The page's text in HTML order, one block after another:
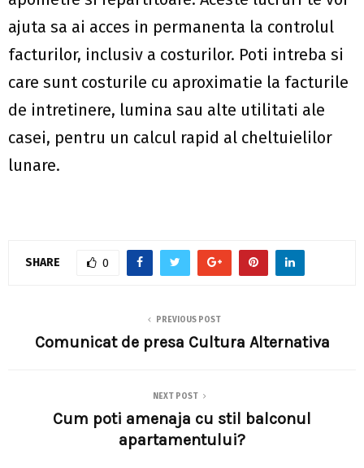
ajuta sa ai acces in permanenta la controlul
facturilor, inclusiv a costurilor. Poti intreba si
care sunt costurile cu aproximatie la facturile
de intretinere, lumina sau alte utilitati ale
casei, pentru un calcul rapid al cheltuielilor
lunare.
SHARE 0
PREVIOUS POST
Comunicat de presa Cultura Alternativa
NEXT POST
Cum poti amenaja cu stil balconul
apartamentului?